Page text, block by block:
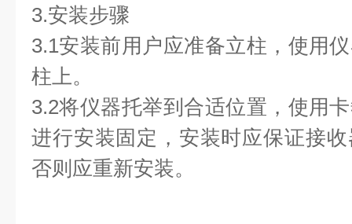
3.安装步骤
3.1安装前用户应准备立柱，使用
柱上。
3.2将仪器托举到合适位置，使用
进行安装固定，安装时应保证接
否则应重新安装。